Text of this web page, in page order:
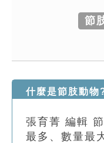
知識索引
單字索引
生命大百科索引
節
什麼是節肢動物
張育菁 編輯
最多、數量最